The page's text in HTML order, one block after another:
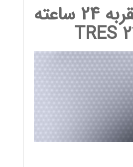
ساعت مچی تیتانیومی پلاس سه عقربه 24 ساعته
TRES